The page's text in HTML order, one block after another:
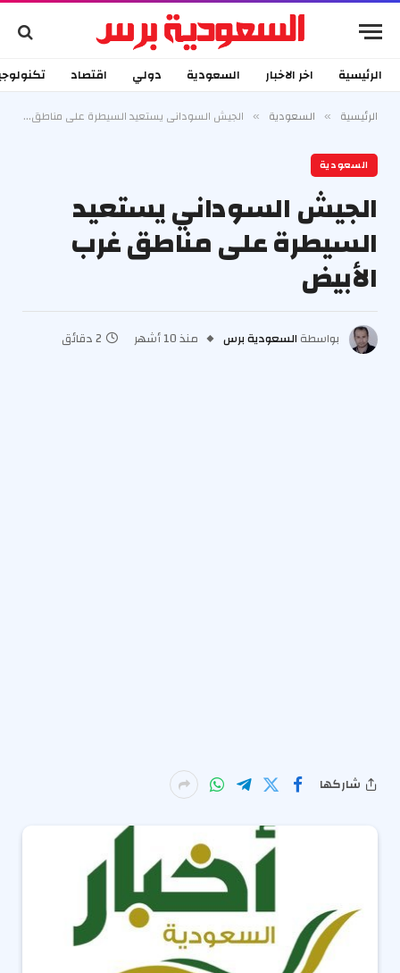
الرئيسية اخر الاخبار السعودية دولي اقتصاد
الرئيسية » السعودية » الجيش السوداني يستعيد السيطرة على مناطق غرب الأبيض
السعودية
الجيش السوداني يستعيد
السيطرة على مناطق غرب
الأبيض
بواسطة السعودية برس منذ 10 أشهر 2 دقائق
شاركها